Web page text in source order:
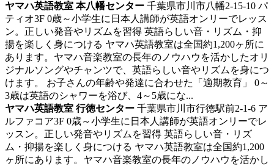
ヤマハ英語教室 本八幡センター 千葉県市川市八幡2-15-10 パ
ティオ3F 0歳～小学生に日本人講師が英語オンリーでレッス
ン。正しい発音やリズムを習得 英語らしい音・リズム・抑
揚を楽しく身につける ヤマハ英語教室は全国約1,200ヶ所に
あります。ヤマハ音楽教室の長年のノウハウを活かしたオリ
ジナルソングやチャンツで、英語らしい音やリズムを身につ
けます。 お子さんの年齢や発達に合わせた「適期教育」 0～
3歳は英語のシャワーを浴び、4～5歳にな...
ヤマハ英語教室 行徳センター 千葉県市川市行徳駅前2-1-6 ア
ルファコア3F 0歳～小学生に日本人講師が英語オンリーでレ
ッスン。正しい発音やリズムを習得 英語らしい音・リズ
ム・抑揚を楽しく身につける ヤマハ英語教室は全国約1,200
ヶ所にあります。ヤマハ音楽教室の長年のノウハウを活かし